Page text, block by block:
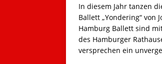
In diesem Jahr tanzen
Ballett „Yondering“ von
Hamburg Ballett sind
des Hamburger
versprechen ein